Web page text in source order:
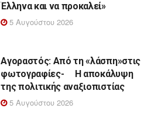
Έλληνα και να προκαλεί»
5 Αυγούστου 2026
Αγοραστός: Από τη «λάσπη»στις
φωτογραφίες- Η αποκάλυψη
της πολιτικής αναξιοπιστίας
5 Αυγούστου 2026